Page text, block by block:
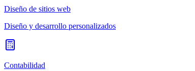
Diseño de sitios web
Diseño y desarrollo personalizados
Contabilidad